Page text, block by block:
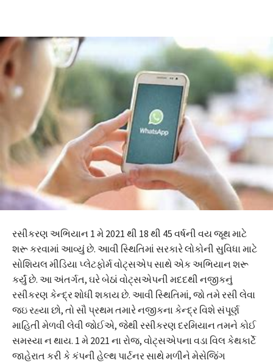
રસીકરણ અભિયાન 1 મે 2021 થી 18 થી 45 વર્ષની વય જૂથ માટે
શરૂ કરવામાં આવ્યું છે. આવી સ્થિતિમાં સરકારે લોકોની સુવિધા માટે
સોશિયલ મીડિયા પ્લેટફોર્મ વોટ્સએપ સાથે એક અભિયાન શરૂ
કર્યું છે. આ અંતર્ગત, ઘરે બેઠાં વોટ્સએપની મદદથી નજીકનું
રસીકરણ કેન્દ્ર શોધી શકાય છે. આવી સ્થિતિમાં, જો તમે રસી લેવા
જઇ રહ્યા છો, તો સૌ પ્રથમ તમારે નજીકના કેન્દ્ર વિશે સંપૂર્ણ
માહિતી મેળવી લેવી જોઈએ, જેથી રસીકરણ દરમિયાન તમને કોઈ
સમસ્યા ન થાય. 1 મે ​​2021 ના ​​રોજ, વોટ્સએપના વડા વિલ કેથકાર્ટે
જાહેરાત કરી કે કંપની હેલ્થ પાર્ટનર સાથે મળીને મેસેજિંગ